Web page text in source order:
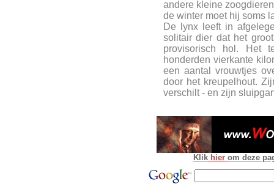
andere kleine
de winter moet hij soms
De lynx leeft in
solitair dier dat het
provisorisch hol. Het
honderden vierkante
een aantal vrouwtjes
door het kreupelhout.
verschilt - en zijn
Klik hier om deze